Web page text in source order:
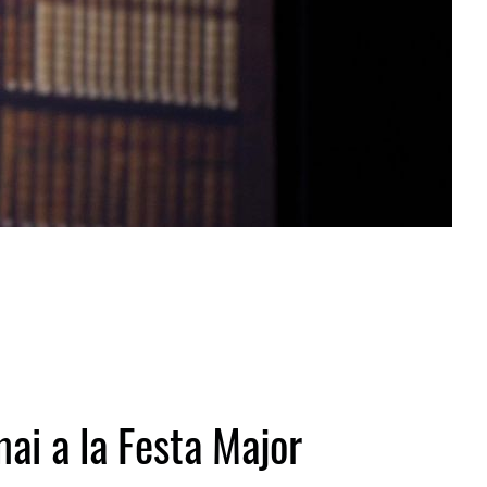
a la Festa Major